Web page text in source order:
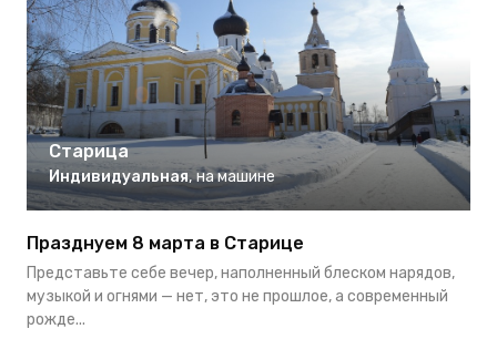
Старица
Индивидуальная, на машине
Празднуем 8 марта в Старице
Представьте себе вечер, наполненный блеском нарядов,
музыкой и огнями — нет, это не прошлое, а современный
рожде...